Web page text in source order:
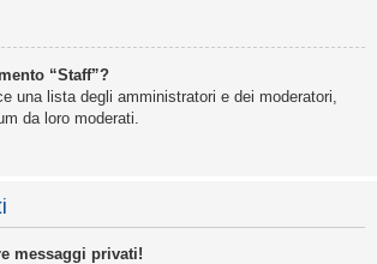
“Staff”?
una lista degli amministratori e dei moderatori,
da loro moderati.
messaggi privati!